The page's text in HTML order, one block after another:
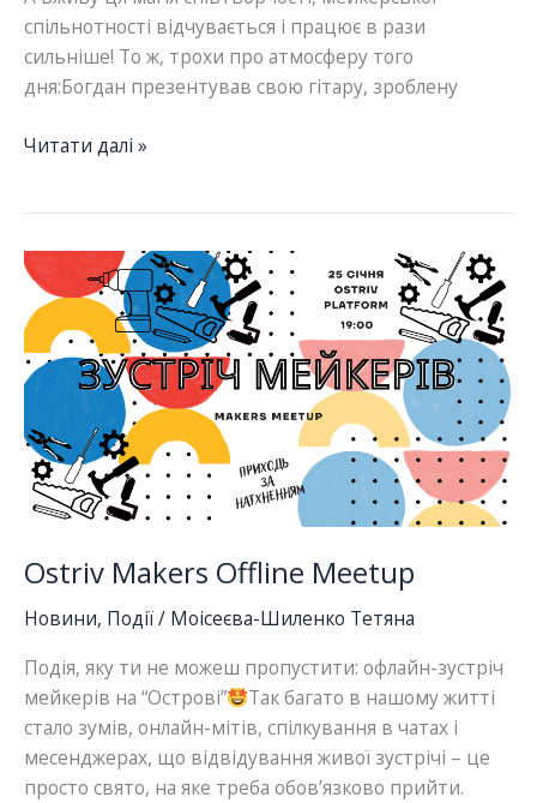
спільнотності відчувається і працює в рази
сильніше! То ж, трохи про атмосферу того
дня:Богдан презентував свою гітару, зроблену
Зустріч
Острів
25-
го
січня
Читати далі »
Ostriv Makers Offline Meetup
Новини, Події/ Моісеєва-Шиленко Тетяна
Подія, яку ти не можеш пропустити: офлайн-зустріч
мейкерів на “Острові”
Так багато в нашому житті
стало зумів, онлайн-мітів, спілкування в чатах і
месенджерах, що відвідування живої зустрічі – це
просто свято, на яке треба обов’язково прийти.